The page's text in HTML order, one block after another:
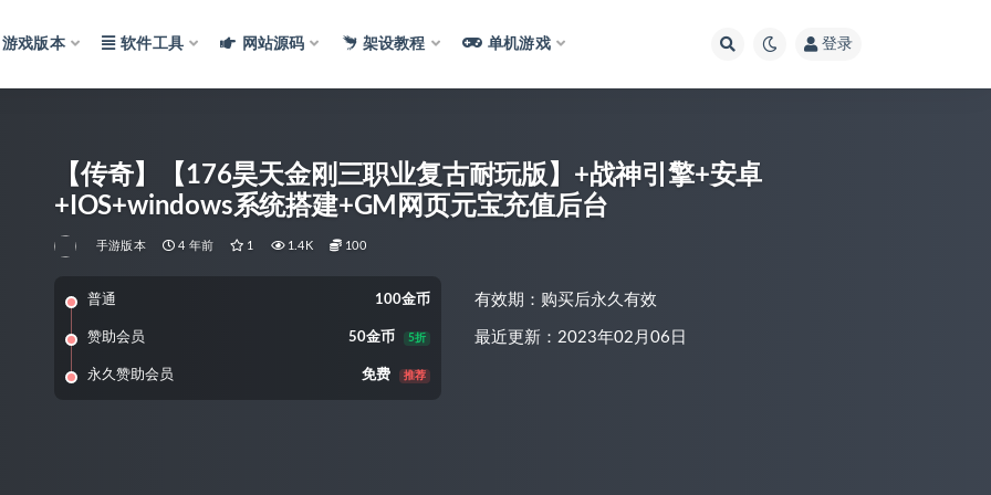
游戏版本 软件工具 网站源码 架设教程 单机游戏 登录
【传奇】【176昊天金刚三职业复古耐玩版】+战神引擎+安卓
+IOS+windows系统搭建+GM网页元宝充值后台
手游版本 4 年前 1 1.4K 100
普通 100金币
赞助会员 50金币 5折
永久赞助会员 免费 推荐
有效期：购买后永久有效
最近更新：2023年02月06日